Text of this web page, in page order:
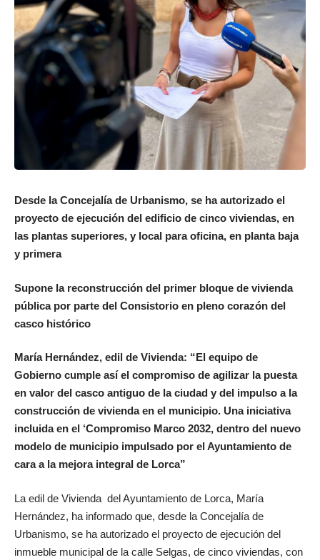
Desde la Concejalía de Urbanismo, se ha autorizado el
proyecto de ejecución del edificio de cinco viviendas, en
las plantas superiores, y local para oficina, en planta baja
y primera
Supone la reconstrucción del primer bloque de vivienda
pública por parte del Consistorio en pleno corazón del
casco histórico
María Hernández, edil de Vivienda: “El equipo de
Gobierno cumple así el compromiso de agilizar la puesta
en valor del casco antiguo de la ciudad y del impulso a la
construcción de vivienda en el municipio. Una iniciativa
incluida en el ‘Compromiso Marco 2032, dentro del nuevo
modelo de municipio impulsado por el Ayuntamiento de
cara a la mejora integral de Lorca”
La edil de Vivienda del Ayuntamiento de Lorca, María
Hernández, ha informado que, desde la Concejalía de
Urbanismo, se ha autorizado el proyecto de ejecución del
inmueble municipal de la calle Selgas, de cinco viviendas, con